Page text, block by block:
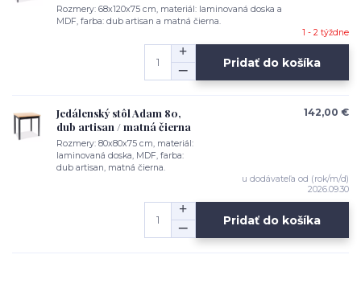
Rozmery: 68x120x75 cm, materiál: laminovaná doska a
MDF, farba: dub artisan a matná čierna.
1 - 2 týždne
Pridať do košíka
Jedálenský stôl Adam 80,
dub artisan / matná čierna
Rozmery: 80x80x75 cm, materiál:
laminovaná doska, MDF, farba:
dub artisan, matná čierna.
142,00 €
u dodávateľa od (rok/m/d)
2026.09.30
Pridať do košíka